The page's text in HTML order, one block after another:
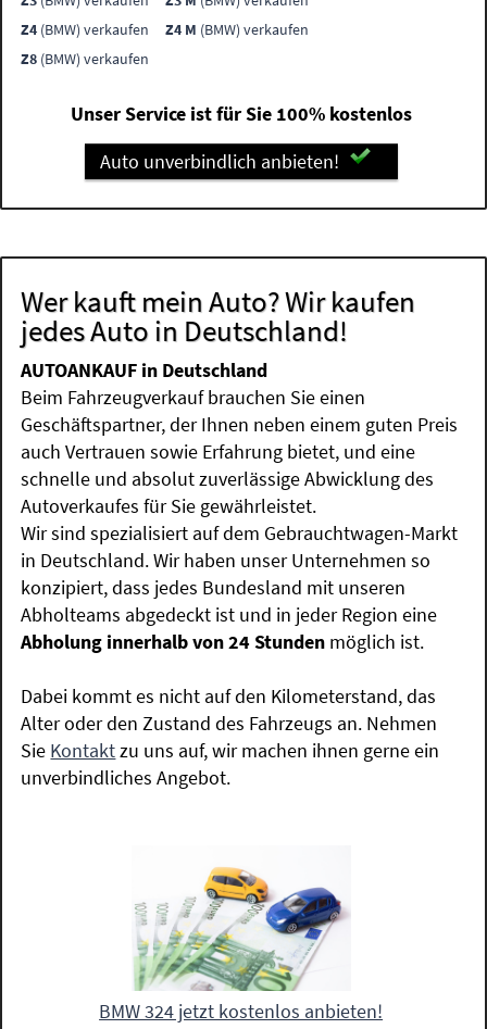
Z4 (BMW) verkaufen Z4 M (BMW) verkaufen
Z8 (BMW) verkaufen
Unser Service ist für Sie 100% kostenlos
Auto unverbindlich anbieten!
Wer kauft mein Auto? Wir kaufen
jedes Auto in Deutschland!
AUTOANKAUF in Deutschland
Beim Fahrzeugverkauf brauchen Sie einen
Geschäftspartner, der Ihnen neben einem guten Preis
auch Vertrauen sowie Erfahrung bietet, und eine
schnelle und absolut zuverlässige Abwicklung des
Autoverkaufes für Sie gewährleistet.
Wir sind spezialisiert auf dem Gebrauchtwagen-Markt
in Deutschland. Wir haben unser Unternehmen so
konzipiert, dass jedes Bundesland mit unseren
Abholteams abgedeckt ist und in jeder Region eine
Abholung innerhalb von 24 Stunden möglich ist.
Dabei kommt es nicht auf den Kilometerstand, das
Alter oder den Zustand des Fahrzeugs an. Nehmen
Sie Kontaktzu uns auf, wir machen ihnen gerne ein
unverbindliches Angebot.
BMW 324 jetzt kostenlos anbieten!